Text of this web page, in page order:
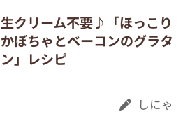
生クリーム不要♪「ほっこり
かぼちゃとベーコンのグラタ
ン」レシピ
しにゃ